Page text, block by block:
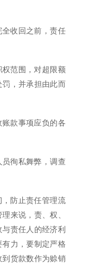
收回之前，责任
范围，对超限额
，并承担由此而
款事项应负的各
徇私舞弊，调查
防止责任管理流
来说，责、权、
责任人的经济利
力，要制定严格
货款数作为赊销